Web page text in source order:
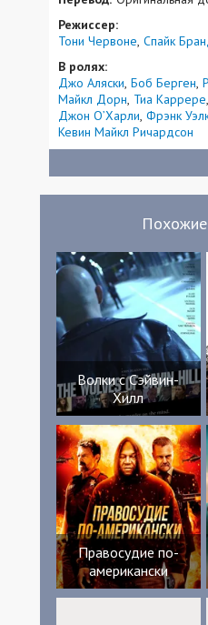
Режиссер:
Тони Червоне Спайк
В ролях:
Джо Аляски Боб Берген
Майкл Дорн Тиа Каррере
Джон О’Харли Фрэнк
Кевин Майкл Ричардсон
Волки с Сэйвин-
Хилл
Правосудие по-
американски